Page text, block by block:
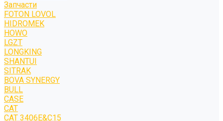
Запчасти
FOTON LOVOL
HIDROMEK
HOWO
LGZT
LONGKING
SHANTUI
SITRAK
BOVA SYNERGY
BULL
CASE
CAT
CAT 3406E&C15